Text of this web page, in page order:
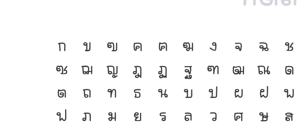
ก ข ฃ ค ฅ ฆ ง จ ฉ
ช
ซ ฌ ญ ฎ ฏ ฐ ฑ ฒ ณ ด
ต
ถ ท ธ น บ ป ผ ฝ
พ
ฟ
ภ ม ย ร ล ว ศ ษ
ส